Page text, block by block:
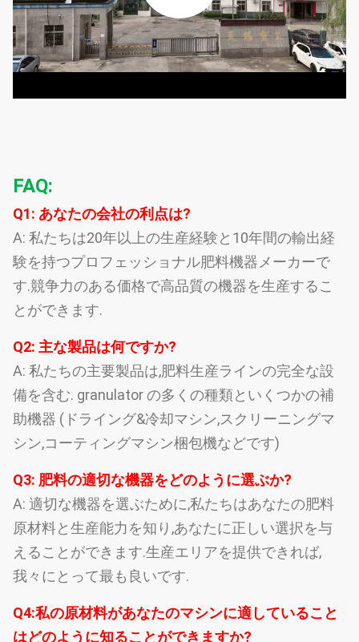
FAQ:
Q1: あなたの会社の利点は?
A: 私たちは20年以上の生産経験と10年間の輸出経
験を持つプロフェッショナル肥料機器メーカーで
す.競争力のある価格で高品質の機器を生産するこ
とができます.
Q2: 主な製品は何ですか?
A: 私たちの主要製品は,肥料生産ラインの完全な設
備を含む. granulator の多くの種類といくつかの補
助機器 (ドライング&冷却マシン,スクリーニングマ
シン,コーティングマシン梱包機などです)
Q3: 肥料の適切な機器をどのように選ぶか?
A: 適切な機器を選ぶために,私たちはあなたの肥料
原材料と生産能力を知り,あなたに正しい選択を与
えることができます.生産エリアを提供できれば,
我々にとって最も良いです.
Q4:私の原材料があなたのマシンに適していること
はどのように知ることができますか?